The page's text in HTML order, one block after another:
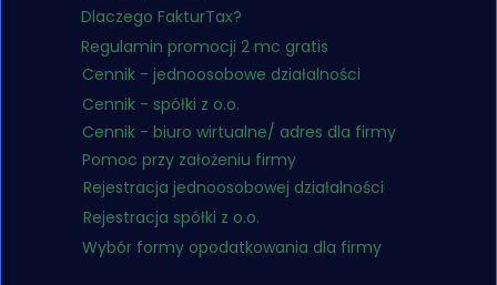
Rejestracja jednoosobowej działalności
Cennik - biuro wirtualne/ adres dla firmy
Cennik - spółki z o.o.
Cennik - jednoosobowe działalności
Dlaczego FakturTax?
Regulamin promocji 2 mc gratis
Wybór formy opodatkowania dla firmy
Rejestracja spółki z o.o.
Pomoc przy założeniu firmy